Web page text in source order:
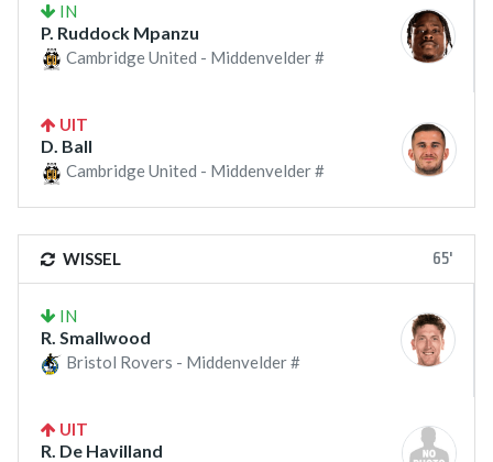
IN
P. Ruddock Mpanzu
Cambridge United - Middenvelder #
UIT
D. Ball
Cambridge United - Middenvelder #
WISSEL 65'
IN
R. Smallwood
Bristol Rovers - Middenvelder #
UIT
R. De Havilland